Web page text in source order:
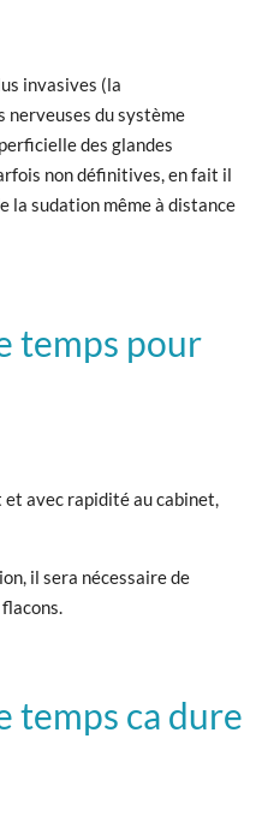
invasives (la
nerveuses du système
des glandes
non définitives, en fait il
la sudation même à distance
temps pour
avec rapidité au cabinet,
il sera nécessaire de
temps ca dure